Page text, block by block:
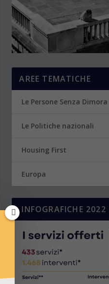
AREE TEMATICHE
Le Persone Senza Dimora
Le Politiche nazionali
Housing First
Europa
INFOGRAFICHE 2022